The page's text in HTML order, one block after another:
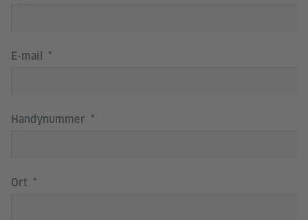
E-mail
Handynummer
Ort